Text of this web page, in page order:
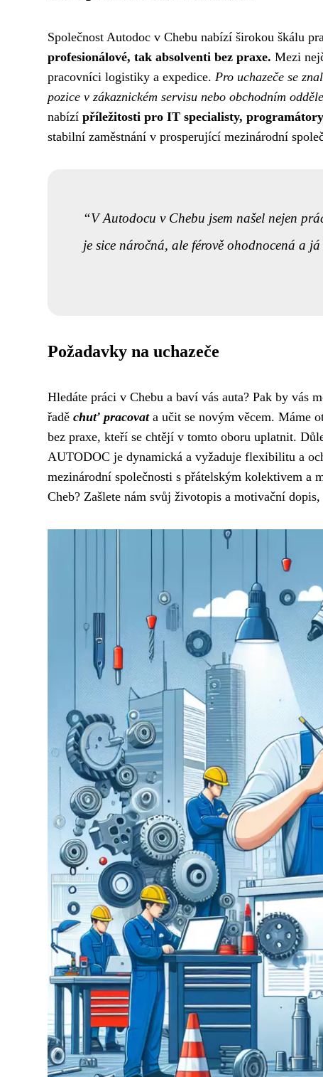
Společnost Autodoc v Chebu nabízí širokou škálu
profesionálové, tak absolventi bez praxe. Mezi
pracovníci logistiky a expedice. Pro uchazeče se
pozice v zákaznickém servisu nebo obchodním
nabízí příležitosti pro IT specialisty,
stabilní zaměstnání v prosperující mezinárodní
V Autodocu v Chebu jsem našel nejen
je sice náročná, ale férově ohodnocená a
Požadavky na uchazeče
Hledáte práci v Chebu a baví vás auta? Pak by vás
řadě chuť pracovata učit se novým věcem. Máme
bez praxe, kteří se chtějí v tomto oboru uplatnit.
AUTODOC je dynamická a vyžaduje flexibilitu a
mezinárodní společnosti s přátelským kolektivem
Cheb? Zašlete nám svůj životopis a motivační